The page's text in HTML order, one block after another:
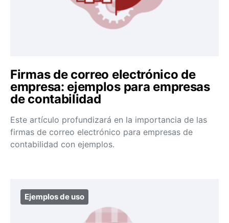
Firmas de correo electrónico de
empresa: ejemplos para empresas
de contabilidad
Este artículo profundizará en la importancia de las
firmas de correo electrónico para empresas de
contabilidad con ejemplos.
Ejemplos de uso